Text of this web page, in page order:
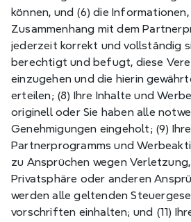
können, und (6) die Informationen,
Zusammenhang mit dem
jederzeit korrekt und vollständig
berechtigt und befugt, diese
einzugehen und die hierin
erteilen; (8) Ihre Inhalte und
originell oder Sie haben alle
Genehmigungen eingeholt; (9)
Partnerprogramms und
zu Ansprüchen wegen
Privatsphäre oder anderen
werden alle geltenden
vorschriften einhalten; und (11)